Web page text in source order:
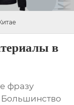
в
фразу